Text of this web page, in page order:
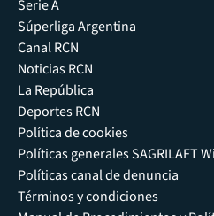
Serie A
Súperliga Argentina
Canal RCN
Noticias RCN
La República
Deportes RCN
Política de cookies
Políticas generales SAGRILAFT
Políticas canal de denuncia
Términos y condiciones